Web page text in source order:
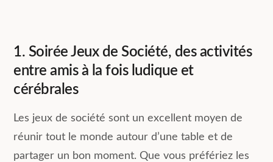
1. Soirée Jeux de Société, des activités
entre amis à la fois ludique et
cérébrales
Les jeux de société sont un excellent moyen de
réunir tout le monde autour d’une table et de
partager un bon moment. Que vous préfériez les